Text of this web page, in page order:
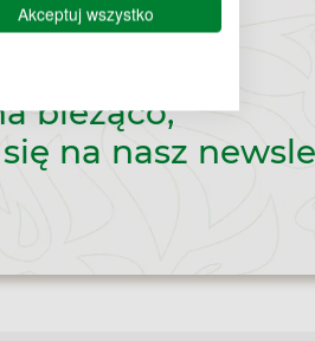
Akceptuj wszystko
bieżąco,
na nasz